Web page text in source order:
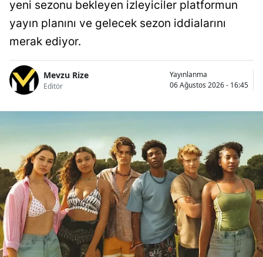
yeni sezonu bekleyen izleyiciler platformun
yayın planını ve gelecek sezon iddialarını
merak ediyor.
Mevzu Rize
Editör
Yayınlanma
06 Ağustos 2026 - 16:45